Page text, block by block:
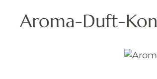
Aroma-Duft-
Bildergalerie überspringen